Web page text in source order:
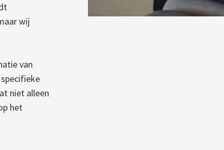
wij
van
niet alleen
het